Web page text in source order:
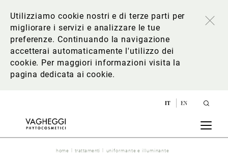
Utilizziamo cookie nostri e di terze parti per
migliorare i servizi e analizzare le tue
preferenze. Continuando la navigazione
accetterai automaticamente l'utilizzo dei
cookie. Per maggiori informazioni visita la
pagina dedicata ai cookie.
IT EN
home trattamenti uniformante e illuminante